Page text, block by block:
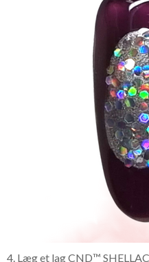
4. Læg et lag CND™